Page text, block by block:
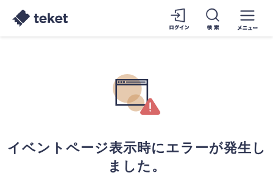
イベントページ表示時にエラーが発生し
ました。